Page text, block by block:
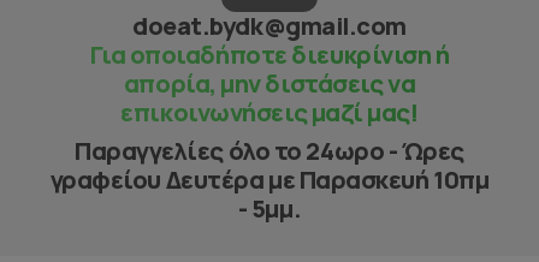
doeat.bydk@gmail.com
Για οποιαδήποτε διευκρίνιση ή
απορία, μην διστάσεις να
επικοινωνήσεις μαζί μας!
Παραγγελίες όλο το 24ωρο - Ώρες
γραφείου Δευτέρα με Παρασκευή 10πμ
- 5μμ.